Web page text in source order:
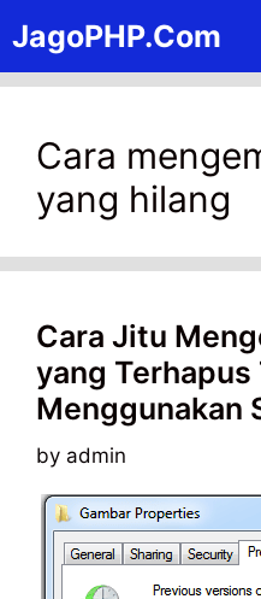
to
content
JagoPHP.Com
Cara
yang hilang
Cara Jitu
yang Terhapus
Menggunakan
by admin